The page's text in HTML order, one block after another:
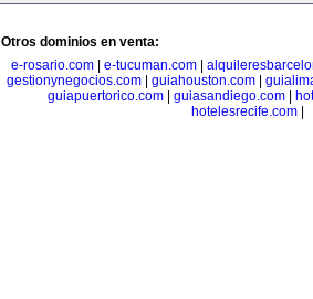
Otros dominios en venta:
e-rosario.com| e-tucuman.com|
gestionynegocios.com
guiahouston.com
guiapuertorico.com| guiasandiego.com|
hotelesrecife.com